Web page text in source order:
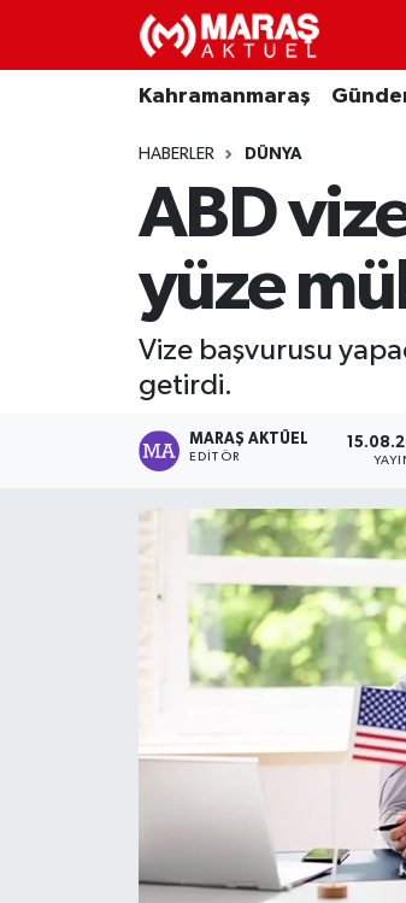
Kahramanmaraş
HABERLER DÜNYA
ABD
yüze
Vize başvurusu
getirdi.
MARAŞ AKTÜEL
EDITÖR
Kahramanmaraş
Gündem
Ekonomi
Teknoloji
Kültür Sanat
Nöbetçi Eczaneler
Hava Durumu
Namaz Vakitleri
Trafik Durumu
TFF 3.Lig 4.Grup Puan Durumu ve
Tüm Manşetler
Son Dakika Haberleri